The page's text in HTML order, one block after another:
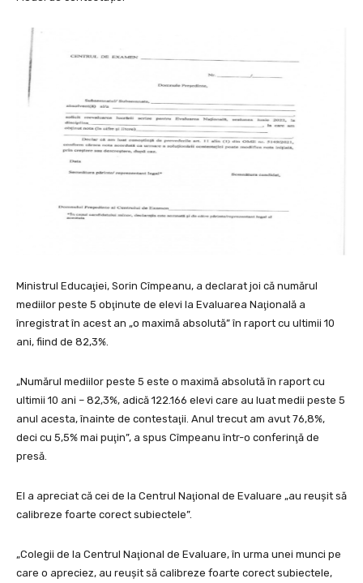
Ministrul Educaţiei, Sorin Cîmpeanu, a declarat joi că numărul
mediilor peste 5 obţinute de elevi la Evaluarea Naţională a
înregistrat în acest an „o maximă absolută” în raport cu ultimii 10
ani, fiind de 82,3%.
„Numărul mediilor peste 5 este o maximă absolută în raport cu
ultimii 10 ani – 82,3%, adică 122.166 elevi care au luat medii peste 5
anul acesta, înainte de contestaţii. Anul trecut am avut 76,8%,
deci cu 5,5% mai puţin”, a spus Cîmpeanu într-o conferinţă de
presă.
El a apreciat că cei de la Centrul Naţional de Evaluare „au reuşit să
calibreze foarte corect subiectele”.
„Colegii de la Centrul Naţional de Evaluare, în urma unei munci pe
care o apreciez, au reuşit să calibreze foarte corect subiectele,